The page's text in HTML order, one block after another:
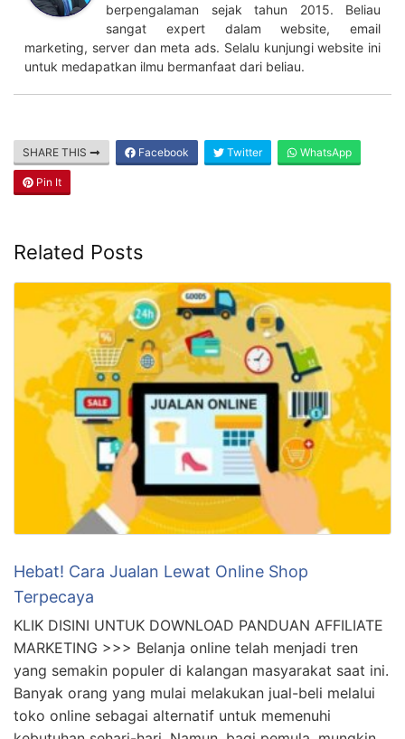
berpengalaman sejak tahun 2015. Beliau
sangat expert dalam website, email
marketing, server dan meta ads. Selalu kunjungi website ini
untuk medapatkan ilmu bermanfaat dari beliau.
SHARE THIS Facebook Twitter WhatsApp
Pin It
Related Posts
Hebat! Cara Jualan Lewat Online Shop
Terpecaya
KLIK DISINI UNTUK DOWNLOAD PANDUAN AFFILIATE
MARKETING >>> Belanja online telah menjadi tren
yang semakin populer di kalangan masyarakat saat ini.
Banyak orang yang mulai melakukan jual-beli melalui
toko online sebagai alternatif untuk memenuhi